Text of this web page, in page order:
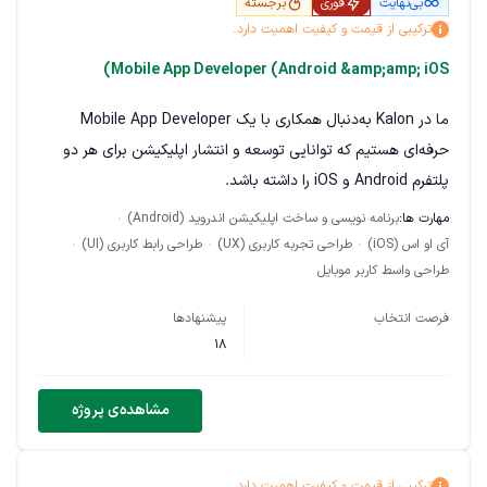
پیشنهادی زمان‌بندی اجرای پروژه هزینه پیشنهادی توضیح کوتاه
درباره روش اجرای پروژه
به همین فرد یا تیم واگذار خواهد شد.
ترکیبی از قیمت و کیفیت اهمیت دارد.
Mobile App Developer (Android &amp;amp; iOS)
ما در Kalon به‌دنبال همکاری با یک Mobile App Developer
حرفه‌ای هستیم که توانایی توسعه و انتشار اپلیکیشن برای هر دو
پلتفرم Android و iOS را داشته باشد.
برای ما مهم است که فرد موردنظر علاوه بر توان فنی، تجربه واقعی
باشد.
مسلط به Flutter مسلط به Android Studio و Android SDK
مسلط به Xcode و iOS SDK داشتن حداقل یک اپلیکیشن فعال در
مهارت ها:برنامه نویسی و ساخت اپلیکیشن اندروید (Android)
آی او اس (iOS)
طراحی تجربه کاربری (UX)
طراحی رابط کاربری (UI)
طراحی واسط کاربر موبایل
فرصت انتخاب
پیشنهادها
18
مشاهده‌ی پروژه